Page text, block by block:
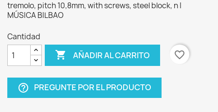
tremolo, pitch 10,8mm, with screws, steel block, n |
MÚSICA BILBAO
Cantidad
 AÑADIR AL CARRITO favorite_border
help_outline PREGUNTE POR EL PRODUCTO